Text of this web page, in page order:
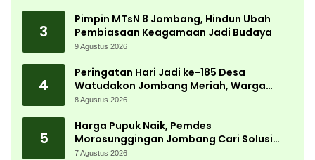
3
Pimpin MTsN 8 Jombang, Hindun Ubah
Pembiasaan Keagamaan Jadi Budaya
9 Agustus 2026
4
Peringatan Hari Jadi ke-185 Desa
Watudakon Jombang Meriah, Warga
Tumpek Blek Padati Karnaval Budaya
8 Agustus 2026
5
Harga Pupuk Naik, Pemdes
Morosunggingan Jombang Cari Solusi
Lewat Kajian Akademik
7 Agustus 2026